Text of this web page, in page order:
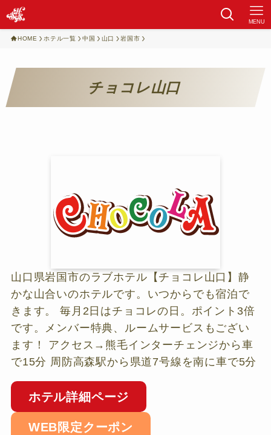
MENU
HOME ホテル一覧 中国 山口 岩国市
チョコレ山口
山口県岩国市のラブホテル【チョコレ山口】静
かな山合いのホテルです。いつからでも宿泊で
きます。 毎月2日はチョコレの日。ポイント3倍
です。メンバー特典、ルームサービスもござい
ます！ アクセス→熊毛インターチェンジから車
で15分 周防高森駅から県道7号線を南に車で5分
ホテル詳細ページ
WEB限定クーポン